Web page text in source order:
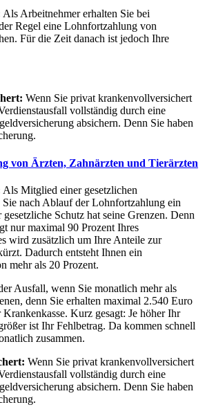
Als Arbeitnehmer erhalten Sie bei
Regel eine Lohnfortzahlung von
Für die Zeit danach ist jedoch Ihre
Wenn Sie privat krankenvollversichert
vollständig durch eine
absichern. Denn Sie haben
von Ärzten, Zahnärzten und Tierärzten
Als Mitglied einer gesetzlichen
Sie nach Ablauf der Lohnfortzahlung ein
Schutz hat seine Grenzen. Denn
nur maximal 90 Prozent Ihres
wird zusätzlich um Ihre Anteile zur
Dadurch entsteht Ihnen ein
mehr als 20 Prozent.
Ausfall, wenn Sie monatlich mehr als
denn Sie erhalten maximal 2.540 Euro
Kurz gesagt: Je höher Ihr
ist Ihr Fehlbetrag. Da kommen schnell
zusammen.
Wenn Sie privat krankenvollversichert
vollständig durch eine
absichern. Denn Sie haben